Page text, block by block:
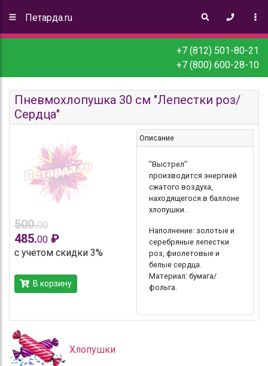
Петарда.ru
+7 (812) 501-80-21
+7 (800) 600-28-10
Пневмохлопушка 30 см "Лепестки роз/
Сердца"
500.00
485.00 ₽
с учетом скидки 3%
В корзину
Описание
"Выстрел"
производится энергией
сжатого воздуха,
находящегося в баллоне
хлопушки.
Наполнение: золотые и
серебряные лепестки
роз, фиолетовые и
белые сердца.
Материал: бумага/
фольга.
Хлопушки